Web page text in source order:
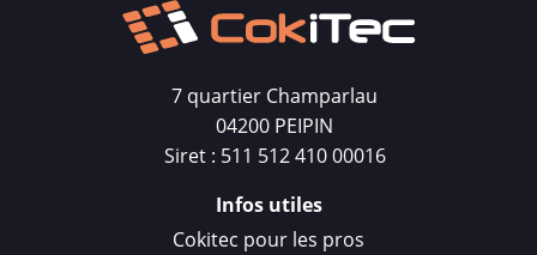
7 quartier Champarlau
04200 PEIPIN
Siret : 511 512 410 00016
Infos utiles
Cokitec pour les pros